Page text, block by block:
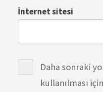
İnternet sitesi
Daha sonraki
kullanılması